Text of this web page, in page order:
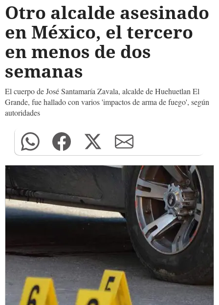
Otro alcalde asesinado
en México, el tercero
en menos de dos
semanas
El cuerpo de José Santamaría Zavala, alcalde de Huehuetlan El
Grande, fue hallado con varios 'impactos de arma de fuego', según
autoridades